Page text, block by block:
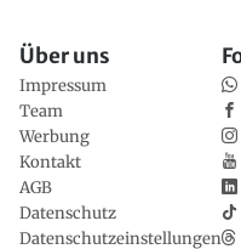
Über uns
Impressum
Team
Werbung
Kontakt
AGB
Datenschutz
Datenschutzeinstellungen